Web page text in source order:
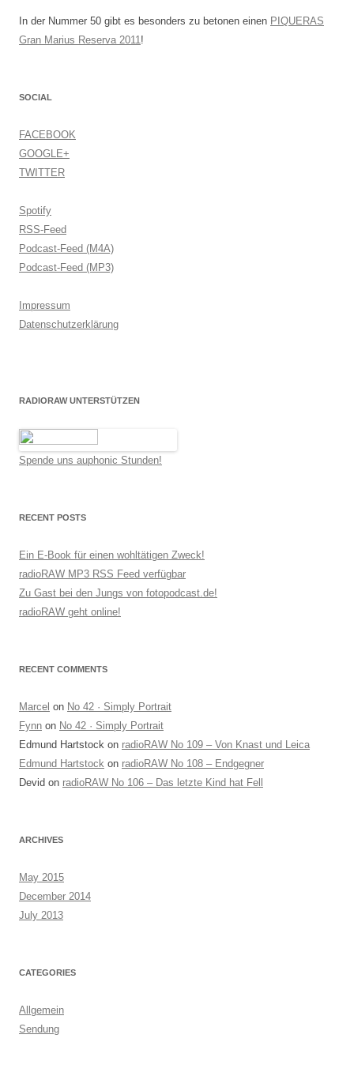
In der Nummer 50 gibt es besonders zu betonen einen PIQUERAS
Gran Marius Reserva 2011!
SOCIAL
FACEBOOK
GOOGLE+
TWITTER
Spotify
RSS-Feed
Podcast-Feed (M4A)
Podcast-Feed (MP3)
Impressum
Datenschutzerklärung
RADIORAW UNTERSTÜTZEN
Spende uns auphonic Stunden!
RECENT POSTS
Ein E-Book für einen wohltätigen Zweck!
radioRAW MP3 RSS Feed verfügbar
Zu Gast bei den Jungs von fotopodcast.de!
radioRAW geht online!
RECENT COMMENTS
Marcel on No 42 · Simply Portrait
Fynn on No 42 · Simply Portrait
Edmund Hartstock on radioRAW No 109 – Von Knast und Leica
Edmund Hartstock on radioRAW No 108 – Endgegner
Devid on radioRAW No 106 – Das letzte Kind hat Fell
ARCHIVES
May 2015
December 2014
July 2013
CATEGORIES
Allgemein
Sendung